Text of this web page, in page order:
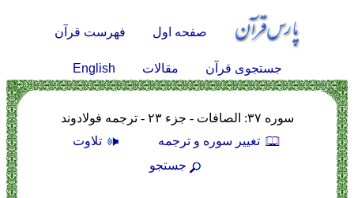
صفحه اول فهرست قرآن
جستجوی قرآن مقالات English
سوره ۳۷: الصافات - جزء ۲۳ - ترجمه فولادوند
تغيير سوره و ترجمه
تلاوت
جستجو